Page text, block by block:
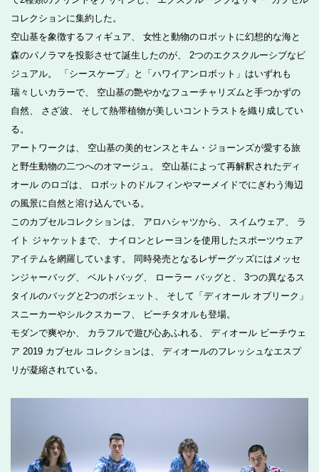
コレクションに集約した。
空山基を象徴するフィギュア、 女性と動物のロボットに幻想的な海と
森のパノラマを投影させて誕生したのが、 2つのエクスクルーシブなビ
ジュアル。 「シースケープ」と「ハワイアンロボット」はいずれも
瑞々しいカラーで、 空山基の艶やかなフューチャリズムと手つかずの
自然、 さざ波、 そして熱帯植物が美しいコントラストを織り成してい
る。
アートワークは、 空山基の美的センスとキム・ジョーンズが愛する旅
と野生動物の二つへのオマージュ。 空山基によって再解釈されたディ
オール のロゴは、 ロボットのドルフィンやマーメイドでにぎわう海辺
の風景に自然と溶け込んでいる。
このカプセルコレクションは、 アロハシャツから、 スイムウェア、 ラ
イト ジャケットまで、 ナイロンとレーヨンを使用したスポーツウェア
アイテムを網羅しています。 同時発売となるレザーグッズにはメッセ
ンジャーバッグ、 ベルトバッグ、 ローラー バッグと、 3つの異なるス
タイルのバッグと2つのポシェット、 そして「ディオール オブリーク」
スニーカーやシルクスカーフ、 ビーチタオルも登場。
モダンで爽やか、 カラフルで遊び心あふれる、 ディオール ビーチウェ
ア 2019 カプセル コレクションは、 ディオールのフレッシュなエスプ
リが凝縮されている。